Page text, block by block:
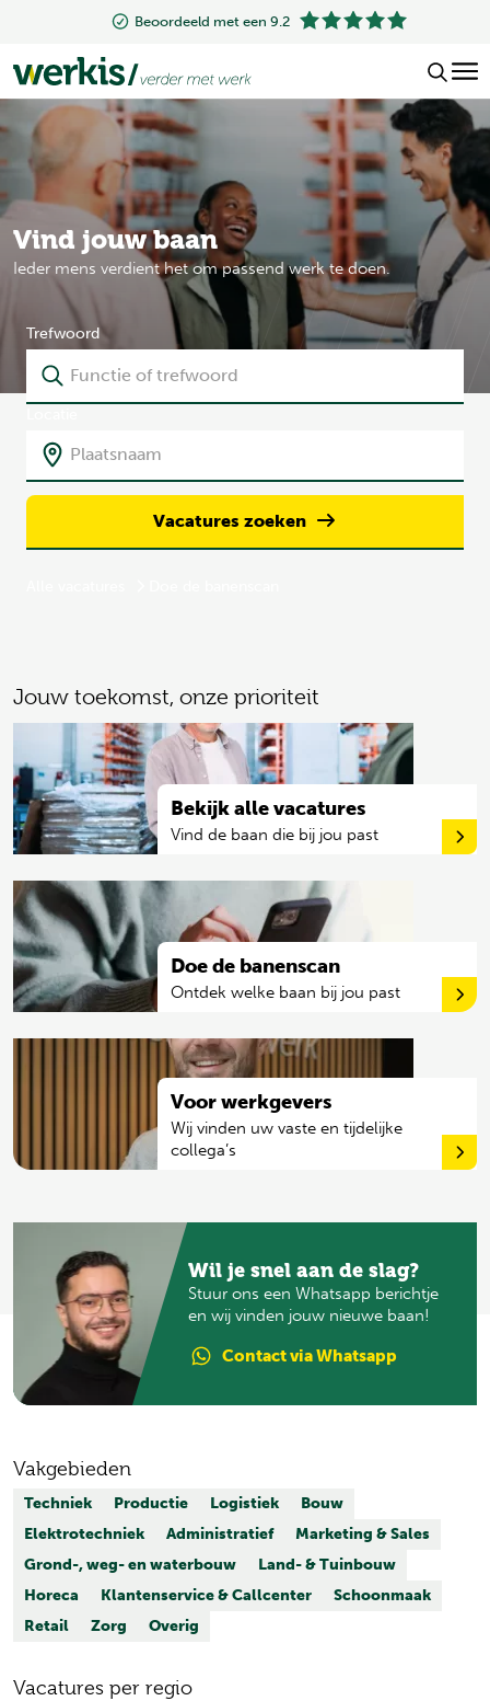
Beoordeeld met een 9.2
Vind jouw baan
Ieder mens verdient het om passend werk te doen.
Trefwoord
Vacatures zoeken
Jouw toekomst, onze prioriteit
Bekijk alle vacatures
Vind de baan die bij jou past
Doe de banenscan
Ontdek welke baan bij jou past
Voor werkgevers
Wij vinden uw vaste en tijdelijke
collega’s
Wil je snel aan de slag?
Stuur ons een Whatsapp berichtje
en wij vinden jouw nieuwe baan!
Contactvia Whatsapp
Vakgebieden
Techniek Productie Logistiek
Bouw
Elektrotechniek
Administratief
Marketing & Sales
Grond-, weg- en waterbouw
Land- & Tuinbouw
Horeca
Klantenservice & Callcenter
Schoonmaak
Retail
Zorg Overig
Vacatures per regio